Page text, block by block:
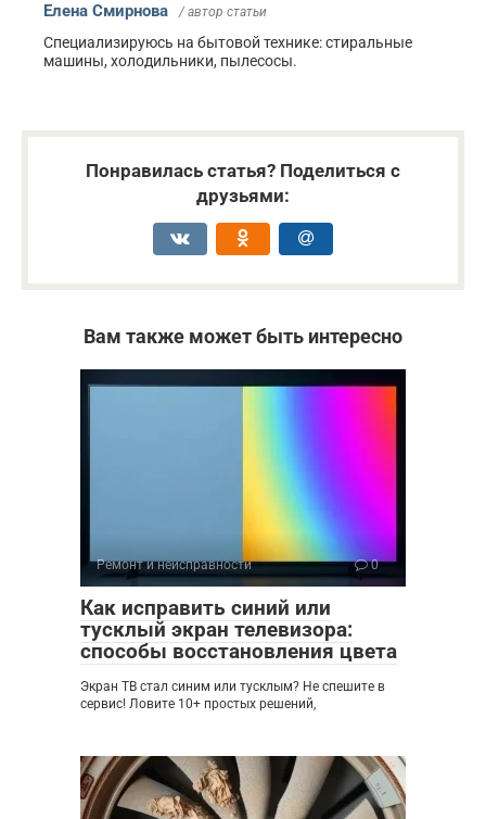
Елена Смирнова / автор статьи
Специализируюсь на бытовой технике: стиральные
машины, холодильники, пылесосы.
Понравилась статья? Поделиться с
друзьями:
Вам также может быть интересно
Ремонт и неисправности 0
Как исправить синий или
тусклый экран телевизора:
способы восстановления цвета
Экран ТВ стал синим или тусклым? Не спешите в
сервис! Ловите 10+ простых решений,